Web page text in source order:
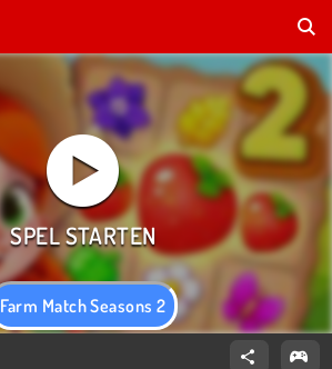
Farm Match Seasons 2